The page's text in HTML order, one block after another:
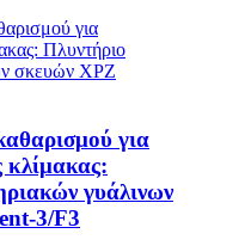
για
κλίμακας:
γυάλινων
3/F3